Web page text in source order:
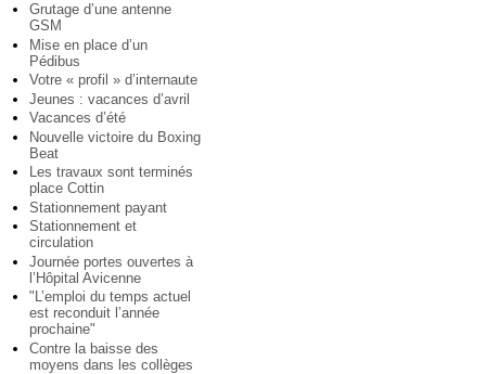
Grutage d’une antenne
GSM
Mise en place d’un
Pédibus
Votre « profil » d’internaute
Jeunes : vacances d’avril
Vacances d’été
Nouvelle victoire du Boxing
Beat
Les travaux sont terminés
place Cottin
Stationnement payant
Stationnement et
circulation
Journée portes ouvertes à
l’Hôpital Avicenne
"L’emploi du temps actuel
est reconduit l’année
prochaine"
Contre la baisse des
moyens dans les collèges